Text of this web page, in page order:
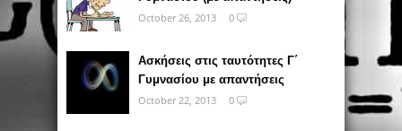
October 26, 2013
0
Ασκήσεις στις ταυτότητες Γ΄
Γυμνασίου με απαντήσεις
October 22, 2013
0